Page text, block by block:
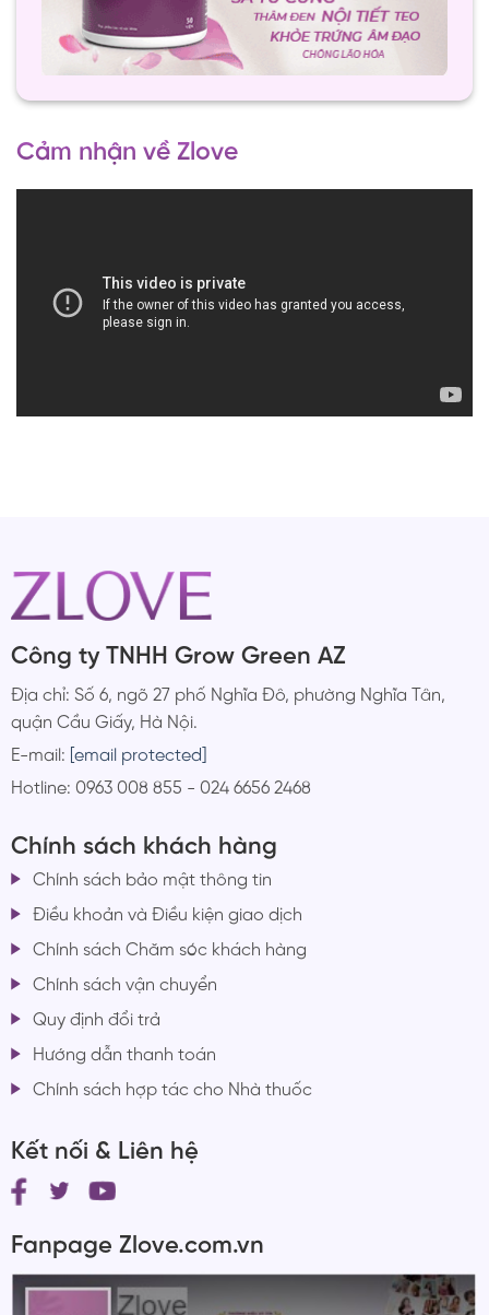
Cảm nhận về Zlove
Công ty TNHH Grow Green AZ
Địa chỉ: Số 6, ngõ 27 phố Nghĩa Đô, phường Nghĩa Tân,
quận Cầu Giấy, Hà Nội.
E-mail: [email protected]
Hotline: 0963 008 855 - 024 6656 2468
Chính sách khách hàng
Chính sách bảo mật thông tin
Điều khoản và Điều kiện giao dịch
Chính sách Chăm sóc khách hàng
Chính sách vận chuyển
Quy định đổi trả
Hướng dẫn thanh toán
Chính sách hợp tác cho Nhà thuốc
Kết nối & Liên hệ
Fanpage Zlove.com.vn